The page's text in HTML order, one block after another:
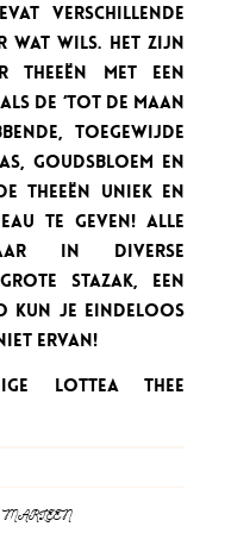
verschillende
wat wils. Het zijn
theeën met een
de ‘Tot de Maan
toegewijde
goudsbloem en
theeën uniek en
te geven! Alle
in diverse
grote stazak, een
kun je eindeloos
ervan!
Lottea thee
MARLEEN